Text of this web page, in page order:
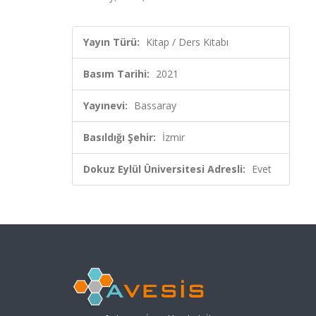
Yayın Türü: Kitap / Ders Kitabı
Basım Tarihi: 2021
Yayınevi: Bassaray
Basıldığı Şehir: İzmir
Dokuz Eylül Üniversitesi Adresli: Evet